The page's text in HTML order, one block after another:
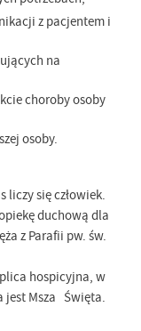
z pacjentem i
na
choroby osoby
osoby.
liczy się człowiek.
duchową dla
z Parafii pw. św.
hospicyjna, w
jest Msza Święta.